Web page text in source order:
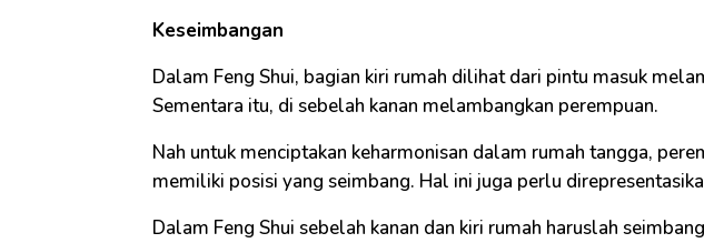
Keseimbangan
Dalam Feng Shui, bagian kiri rumah dilihat dari pintu masuk
Sementara itu, di sebelah kanan melambangkan perempuan.
Nah untuk menciptakan keharmonisan dalam rumah tangga,
memiliki posisi yang seimbang. Hal ini juga perlu
Dalam Feng Shui sebelah kanan dan kiri rumah haruslah